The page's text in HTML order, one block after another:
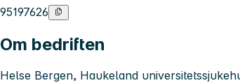
95197626
Om bedriften
Helse Bergen, Haukeland